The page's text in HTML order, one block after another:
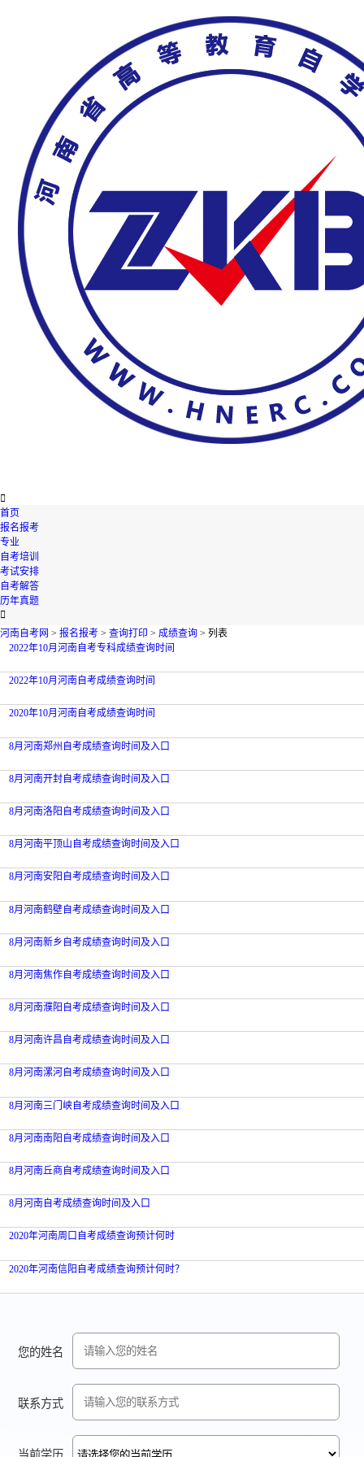

首页
报名报考
专业
自考培训
考试安排
自考解答
历年真题

河南自考网 > 报名报考 > 查询打印 > 成绩查询 > 列表
2022年10月河南自考专科成绩查询时间
2022年10月河南自考成绩查询时间
2020年10月河南自考成绩查询时间
8月河南郑州自考成绩查询时间及入口
8月河南开封自考成绩查询时间及入口
8月河南洛阳自考成绩查询时间及入口
8月河南平顶山自考成绩查询时间及入口
8月河南安阳自考成绩查询时间及入口
8月河南鹤壁自考成绩查询时间及入口
8月河南新乡自考成绩查询时间及入口
8月河南焦作自考成绩查询时间及入口
8月河南濮阳自考成绩查询时间及入口
8月河南许昌自考成绩查询时间及入口
8月河南漯河自考成绩查询时间及入口
8月河南三门峡自考成绩查询时间及入口
8月河南南阳自考成绩查询时间及入口
8月河南丘商自考成绩查询时间及入口
8月河南自考成绩查询时间及入口
2020年河南周口自考成绩查询预计何时
2020年河南信阳自考成绩查询预计何时？
您的姓名
联系方式